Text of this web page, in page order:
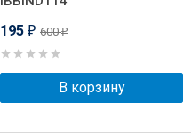
195 ₽ 600₽
В корзину